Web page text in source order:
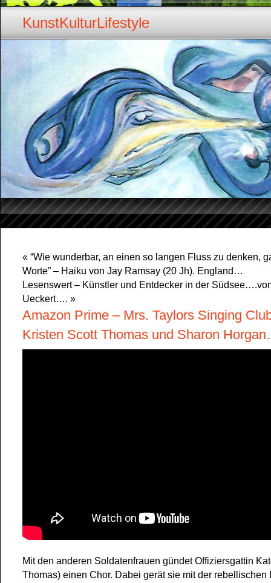
KunstKulturLifestyle
« “Wie wunderbar, an einen so langen Fluss zu denken,
Worte” – Haiku von Jay Ramsay (20 Jh). England…
Lesenswert – Künstler und Entdecker in der
Ueckert…. »
Amazon Prime – Mrs. Taylors Singing
Kristen Scott Thomas und Sharon
Mit den anderen Soldatenfrauen gündet Offiziersgattin
Thomas) einen Chor. Dabei gerät sie mit der rebellischen